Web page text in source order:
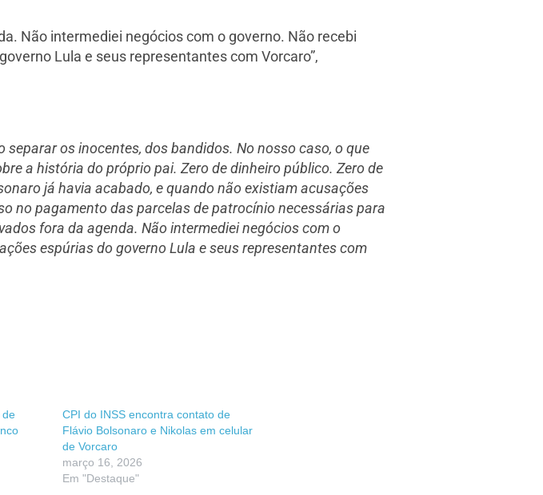
Não intermediei negócios com o governo. Não recebi
Lula e seus representantes com Vorcaro”,
os inocentes, dos bandidos. No nosso caso, o que
a história do próprio pai. Zero de dinheiro público. Zero de
já havia acabado, e quando não existiam acusações
no pagamento das parcelas de patrocínio necessárias para
fora da agenda. Não intermediei negócios com o
espúrias do governo Lula e seus representantes com
de
CPI do INSS encontra contato de
Flávio Bolsonaro e Nikolas em celular
de Vorcaro
março 16, 2026
Em "Destaque"